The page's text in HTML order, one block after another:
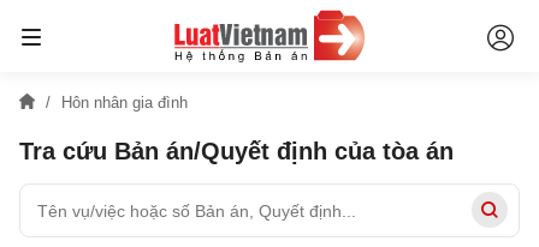
Hôn nhân gia đình
Tra cứu Bản án/Quyết định của tòa án